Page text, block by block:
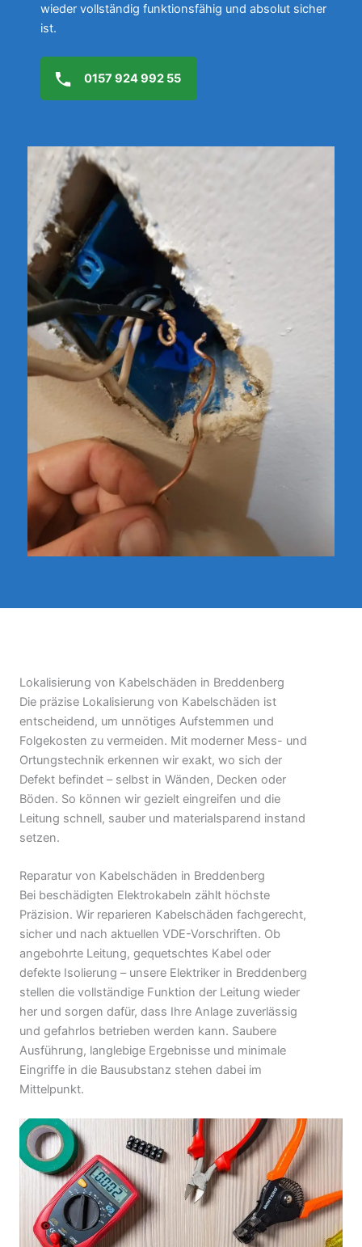
wieder vollständig funktionsfähig und absolut sicher
ist.
0157 924 992 55
Lokalisierung von Kabelschäden in Breddenberg
Die präzise Lokalisierung von Kabelschäden ist
entscheidend, um unnötiges Aufstemmen und
Folgekosten zu vermeiden. Mit moderner Mess- und
Ortungstechnik erkennen wir exakt, wo sich der
Defekt befindet – selbst in Wänden, Decken oder
Böden. So können wir gezielt eingreifen und die
Leitung schnell, sauber und materialsparend instand
setzen.
Reparatur von Kabelschäden in Breddenberg
Bei beschädigten Elektrokabeln zählt höchste
Präzision. Wir reparieren Kabelschäden fachgerecht,
sicher und nach aktuellen VDE-Vorschriften. Ob
angebohrte Leitung, gequetschtes Kabel oder
defekte Isolierung – unsere Elektriker in Breddenberg
stellen die vollständige Funktion der Leitung wieder
her und sorgen dafür, dass Ihre Anlage zuverlässig
und gefahrlos betrieben werden kann. Saubere
Ausführung, langlebige Ergebnisse und minimale
Eingriffe in die Bausubstanz stehen dabei im
Mittelpunkt.